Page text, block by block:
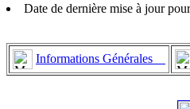
Date de dernière mise à jour
Informations Générales